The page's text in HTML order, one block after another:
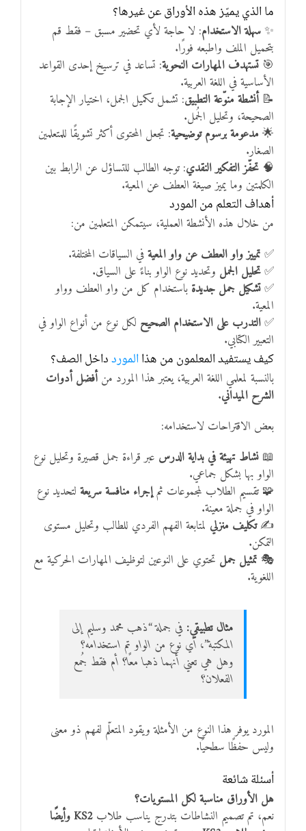
ما الذي يميّز هذه الأوراق عن غيرها؟
✨ سهلة الاستخدام: لا حاجة لأي تحضير مسبق – فقط قم
بتحميل الملف واطبعه فورًا.
🎯 تستهدف المهارات النحوية: تساعد في ترسيخ إحدى القواعد
الأساسية في اللغة العربية.
📝أنشطة منوّعة التطبيق: تشمل تكميل الجمل، اختيار الإجابة
الصحيحة، وتحليل الجُمل.
🌟 مدعومة برسوم توضيحية: تجعل المحتوى أكثر تشويقًا للمتعلمين
الصغار.
🧠 تحفّز التفكير النقدي: توجه الطالب للتساؤل عن الرابط بين
الكلمتين وما يميز صيغة العطف عن المعية.
أهداف التعلم من المورد
من خلال هذه الأنشطة العملية، سيتمكن المتعلمين من:
✅ تمييز واو العطف عن واو المعيةفي السياقات المختلفة.
✅تحليل الجمل وتحديد نوع الواو بناءً على السياق.
✅تشكيل جمل جديدة باستخدام كل من واو العطف وواو
المعية.
✅التدرب على الاستخدام الصحيح لكل نوع من أنواع الواو في
التعبير الكتابي.
كيف يستفيد المعلمون من هذاالموردداخل الصف؟
بالنسبة لمعلمي اللغة العربية، يعتبر هذا المورد منأفضل أدوات
الشرح الميداني.
بعض الاقتراحات لاستخدامه:
📖 نشاط تهيئة في بداية الدرس عبر قراءة جمل قصيرة وتحليل نوع
الواو بها بشكل جماعي.
🧩 تقسيم الطلاب لمجموعات ثمإجراء منافسة سريعةلتحديد نوع
الواو في جملة معينة.
✍تكليف منزلي لمتابعة الفهم الفردي للطالب وتحليل مستوى
التمكن.
🎭 تمثيل جمل تحتوي على النوعين لتوظيف المهارات الحركية مع
اللغوية.
مثال تطبيقي: في جملة “ذهب محمد وسليم إلى
المكتبة”، أي نوع من الواو تم استخدامه؟
وهل هي تعني أنهما ذهبا معًا؟ أم فقط جُمع
الفعلان؟
المورد يوفر هذا النوع من الأمثلة ويقود المتعلّم لفهم ذو معنى
وليس حفظًا سطحيًا.
أسئلة شائعة
هل الأوراق مناسبة لكل المستويات؟
نعم، تم تصميم النشاطات بتدرج يناسب طلاب
KS2 وأيضًا